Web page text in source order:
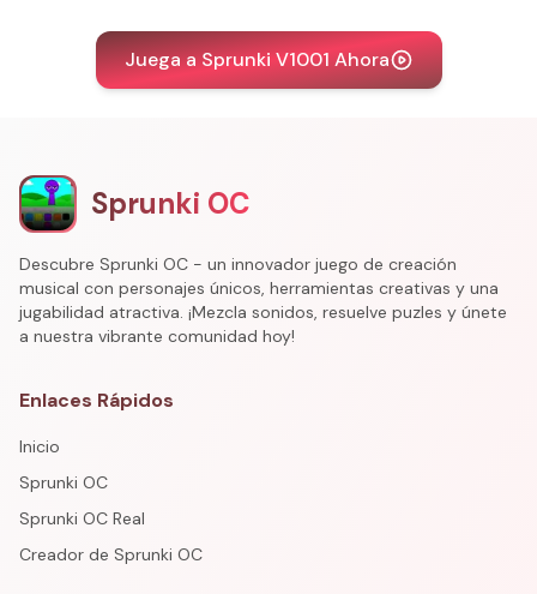
Juega a Sprunki V1001 Ahora
Sprunki OC
Descubre Sprunki OC - un innovador juego de creación
musical con personajes únicos, herramientas creativas y una
jugabilidad atractiva. ¡Mezcla sonidos, resuelve puzles y únete
a nuestra vibrante comunidad hoy!
Enlaces Rápidos
Inicio
Sprunki OC
Sprunki OC Real
Creador de Sprunki OC